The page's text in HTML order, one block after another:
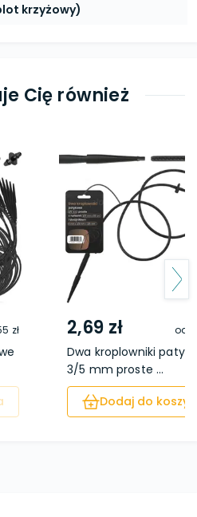
krzyżowy)
Cię również
zł 2,69 zł od
Dwa kroplowniki
3/5 mm proste ...
Dodaj do